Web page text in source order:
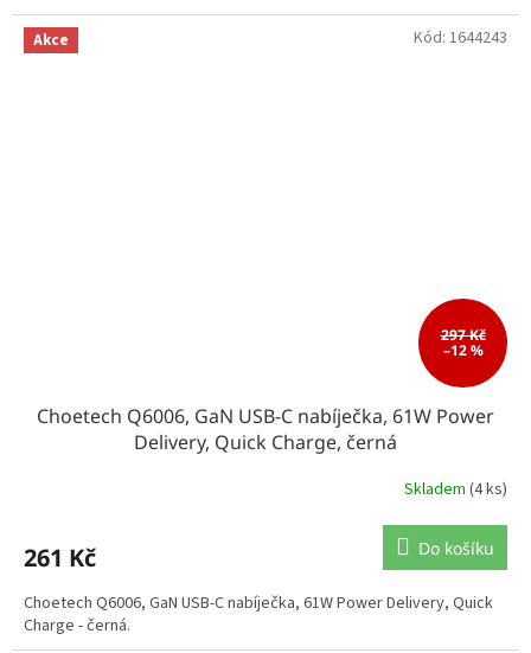
Akce
297 Kč
–12 %
Choetech Q6006, GaN USB-C nabíječka, 61W Power
Delivery, Quick Charge, černá
Skladem (4 ks)
261 Kč Do košíku
Choetech Q6006, GaN USB-C nabíječka, 61W Power Delivery, Quick
Charge - černá.
Kód: 1644243